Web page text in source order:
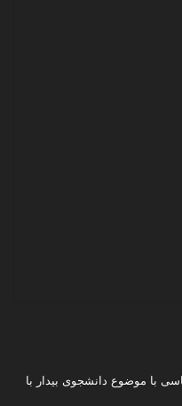
با موضوع دانشجوی بیدار با